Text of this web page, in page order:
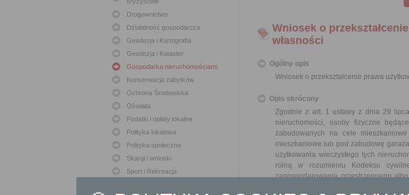
Drogownictwo
Działalność gospodarcza
Geodezja i Kartografia
Geodezja i Kataster
Gospodarka nieruchomościami
Konserwacja zabytków
Ochrona Środowiska
Oświata
Podatki i opłaty lokalne
Polityka lokalowa
Polityka społeczna
Skargi i wnioski
Sport i Rekreacja
Wniosek o
własności
Ogólny opis
Wniosek o przekształcenie prawa
Opis skrócony
Zgodnie z art. 1 ustawy z dnia 29
nieruchomości, osoby fizyczne
zabudowanych na cele
mieszkaniowe lub pod zabudowę
użytkowania wieczystego tych
rolną w rozumieniu Kodeksu
zagospodarowania przestrzennego